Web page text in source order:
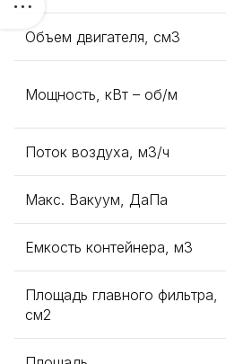
Объем двигателя, см3
Мощность, кВт – об/м
Поток воздуха, м3/ч
Макс. Вакуум, ДаПа
Емкость контейнера, м3
Площадь главного фильтра,
см2